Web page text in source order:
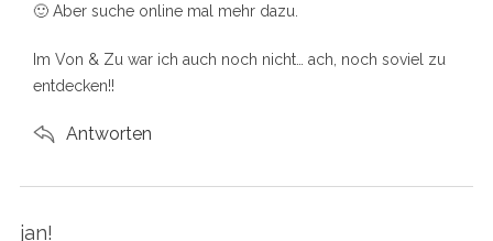
🙂 Aber suche online mal mehr dazu.
Im Von & Zu war ich auch noch nicht… ach, noch soviel zu
entdecken!!
Antworten
s
jan!